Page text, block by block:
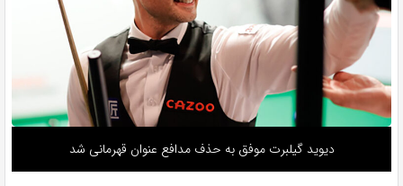
دیوید گیلبرت موفق به حذف مدافع عنوان قهرمانی شد